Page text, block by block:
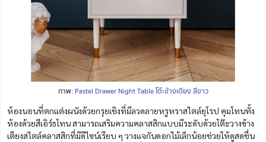
ภาพ: Pastel Drawer Night Table โต๊ะข้างเตียง สีขาว
ห้องนอนที่ตกแต่งผนังด้วยกรุยเชิงที่มีลวดลายหรูหราสไตล์ยุโรป คุมโทนทั้ง
ห้องด้วยสีเอิร์ธโทน สามารถเสริมความคลาสสิกแบบมีระดับด้วยโต๊ะวางข้าง
เตียงสไตล์คลาสสิกที่มีดีไซน์เรียบ ๆ วางแจกันดอกไม้เล็กน้อยช่วยให้ดูสดชื่น